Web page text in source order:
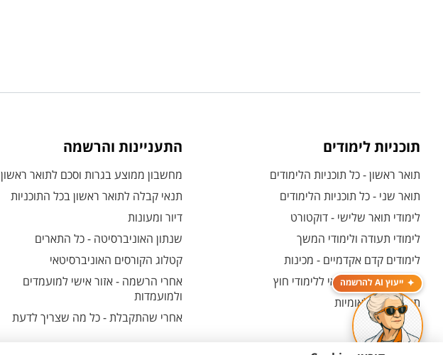
ייעוץ AI להרשמה
תוכניות לימודים
תואר ראשון - כל תוכניות הלימודים
תואר שני - כל תוכניות הלימודים
לימודי תואר שלישי - דוקטורט
לימודי תעודה ולימודי המשך
לימודים קדם אקדמיים - מכינות
המרכז האוניברסיטאי ללימודי חוץ
תוכניות בין-לאומיות
התעניינות והרשמה
מחשבון ממוצע בגרות וסכם לתואר ראשון
תנאי קבלה לתואר ראשון בכל התוכניות
דיור ומעונות
שנתון האוניברסיטה - כל התארים
קטלוג הקורסים האוניברסיטאי
אחרי הרשמה - אזור אישי למועמדים
ולמועמדות
אחרי שהתקבלת - כל מה שצריך לדעת